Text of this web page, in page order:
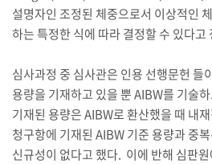
설명자인 조정된 체중으로서 이상적인
하는 특정한 식에 따라 결정할 수 있다고
심사과정 중 심사관은 인용 선행문헌 들
용량을 기재하고 있을 뿐 AIBW를 기술
기재된 용량은 AIBW로 환산했을 때 내
청구항에 기재된 AIBW 기준 용량과 중
신규성이 없다고 했다. 이에 반해 심판